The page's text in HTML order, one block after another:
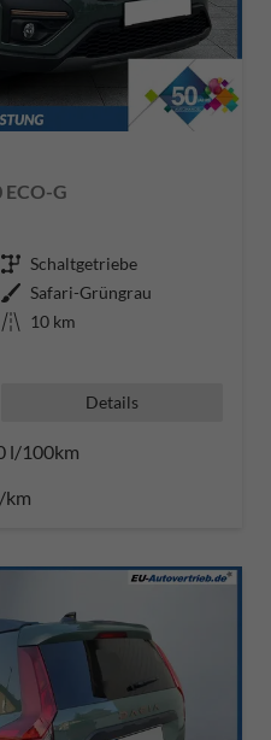
ECO-G
Getriebe Schaltgetriebe
Außenfarbe Safari-Grüngrau
Kilometerstand 10 km
Details
l/100km
km